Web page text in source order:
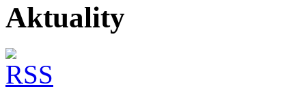
Aktuality